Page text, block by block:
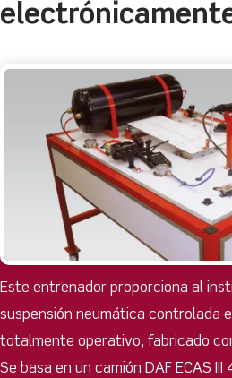
Este entrenador proporciona al
suspensión neumática controlada
totalmente operativo, fabricado
Se basa en un camión DAF ECAS III